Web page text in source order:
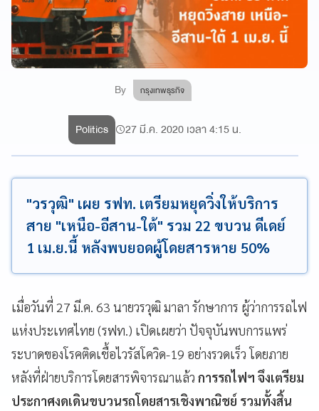
By กรุงเทพธุรกิจ
Politics 27 มี.ค. 2020 เวลา 4:15 น.
"วรวุฒิ" เผย รฟท. เตรียมหยุดวิ่งให้บริการ
สาย "เหนือ-อีสาน-ใต้" รวม 22 ขบวน ดีเดย์
1 เม.ย.นี้ หลังพบยอดผู้โดยสารหาย 50%
เมื่อวันที่ 27 มี.ค. 63 นายวรวุฒิ มาลา รักษาการ ผู้ว่าการรถไฟ
แห่งประเทศไทย (รฟท.) เปิดเผยว่า ปัจจุบันพบการแพร่
ระบาดของโรคติดเชื้อไวรัสโควิด-19 อย่างรวดเร็ว โดยภาย
หลังที่ฝ่ายบริการโดยสารพิจารณาแล้ว การรถไฟฯ จึงเตรียม
ประกาศงดเดินขบวนรถโดยสารเชิงพาณิชย์ รวมทั้งสิ้น